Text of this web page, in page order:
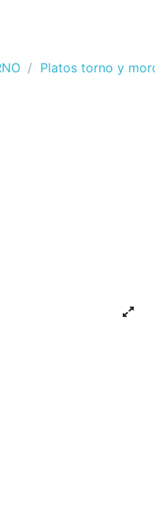
Platos torno y